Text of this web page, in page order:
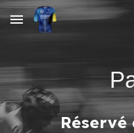
Skip to main content
Réservé